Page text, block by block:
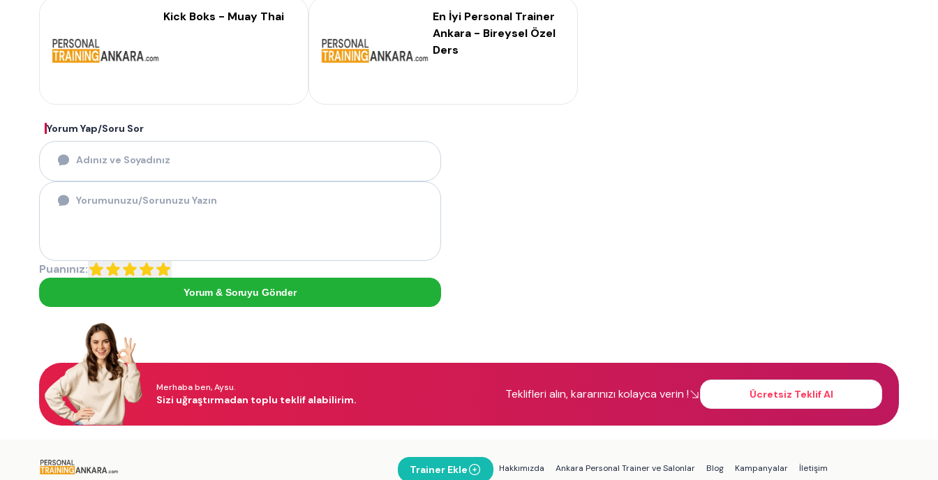
Kick Boks - Muay Thai
En İyi Personal Trainer
Ankara - Bireysel Özel
Ders
Yorum Yap/Soru Sor
Puanınız:
Yorum & Soruyu Gönder
Merhaba ben, Aysu.
Sizi uğraştırmadan toplu teklif alabilirim. Teklifleri alın, kararınızı kolayca verin ! Ücretsiz Teklif Al
Trainer Ekle Hakkımızda Ankara Personal Trainer ve Salonlar Blog Kampanyalar İletişim